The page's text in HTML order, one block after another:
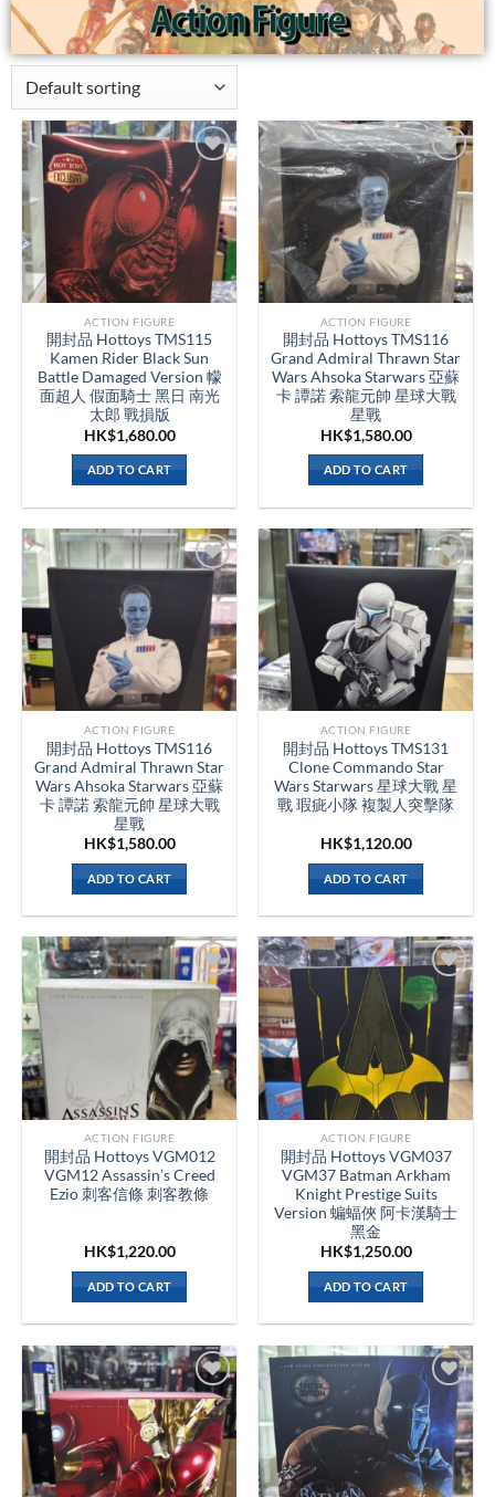
ACTION FIGURE
開封品 Hottoys TMS115
Kamen Rider Black Sun
Battle Damaged Version 幪
面超人 假面騎士 黑日 南光
太郎 戰損版
HK$1,680.00
ADD TO CART
ACTION FIGURE
開封品 Hottoys TMS116
Grand Admiral Thrawn Star
Wars Ahsoka Starwars 亞蘇
卡 譚諾 索龍元帥 星球大戰
星戰
HK$1,580.00
ADD TO CART
ACTION FIGURE
開封品 Hottoys TMS116
Grand Admiral Thrawn Star
Wars Ahsoka Starwars 亞蘇
卡 譚諾 索龍元帥 星球大戰
星戰
HK$1,580.00
ADD TO CART
ACTION FIGURE
開封品 Hottoys TMS131
Clone Commando Star
Wars Starwars 星球大戰 星
戰 瑕疵小隊 複製人突擊隊
HK$1,120.00
ADD TO CART
ACTION FIGURE
開封品 Hottoys VGM012
VGM12 Assassin’s Creed
Ezio 刺客信條 刺客教條
HK$1,220.00
ADD TO CART
ACTION FIGURE
開封品 Hottoys VGM037
VGM37 Batman Arkham
Knight Prestige Suits
Version 蝙蝠俠 阿卡漢騎士
黑金
HK$1,250.00
ADD TO CART